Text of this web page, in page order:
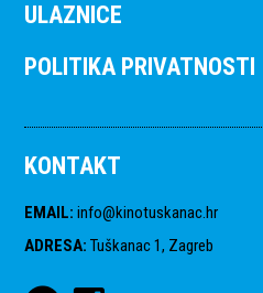
ULAZNICE
POLITIKA PRIVATNOSTI
KONTAKT
EMAIL: info@kinotuskanac.hr
ADRESA: Tuškanac 1, Zagreb